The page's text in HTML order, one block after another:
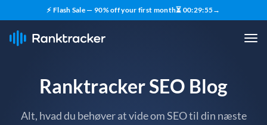
⚡ Flash Sale — 90% off your first month⏳ 00:29:54→
Ranktracker SEO Blog
Alt, hvad du behøver at vide om SEO til din næste